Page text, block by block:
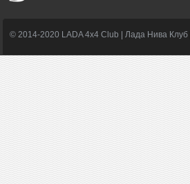
© 2014-2020 LADA 4x4 Club | Лада Нива Клуб |